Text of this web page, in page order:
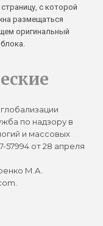
с которой
размещаться
оригинальный
по надзору в
и массовых
от 28 апреля
М.А.